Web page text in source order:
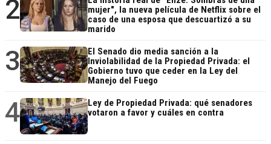
2
mujer", la nueva película de Netflix sobre el
caso de una esposa que descuartizó a su
marido
3
El Senado dio media sanción a la
Inviolabilidad de la Propiedad Privada: el
Gobierno tuvo que ceder en la Ley del
Manejo del Fuego
4
Ley de Propiedad Privada: qué senadores
votaron a favor y cuáles en contra